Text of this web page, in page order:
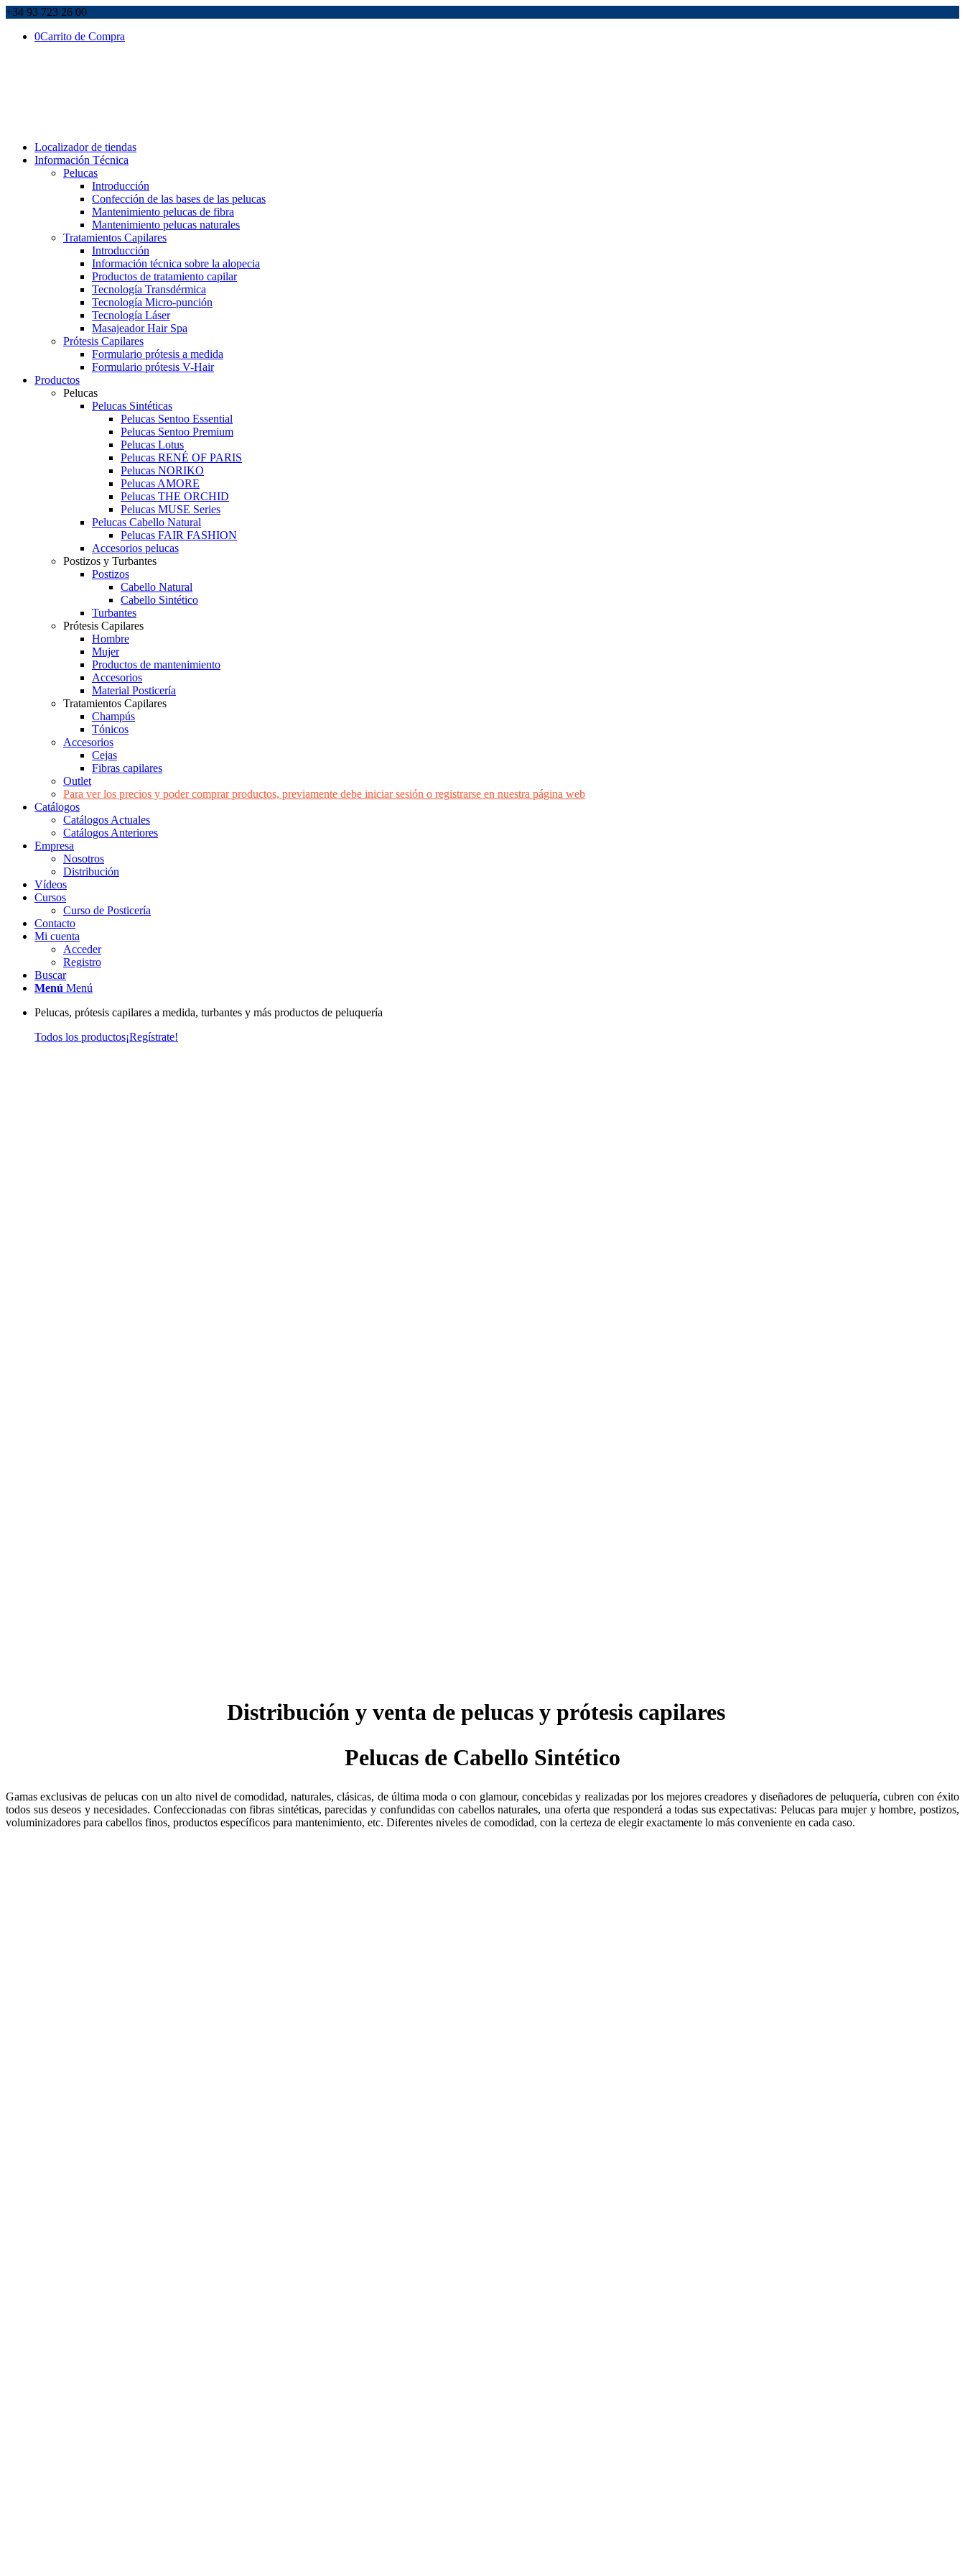
+34 93 723 26 00
0Carrito de Compra
Localizador de tiendas
Información Técnica
Pelucas
Introducción
Confección de las bases de las pelucas
Mantenimiento pelucas de fibra
Mantenimiento pelucas naturales
Tratamientos Capilares
Introducción
Información técnica sobre la alopecia
Productos de tratamiento capilar
Tecnología Transdérmica
Tecnología Micro-punción
Tecnología Láser
Masajeador Hair Spa
Prótesis Capilares
Formulario prótesis a medida
Formulario prótesis V-Hair
Productos
Pelucas
Pelucas Sintéticas
Pelucas Sentoo Essential
Pelucas Sentoo Premium
Pelucas Lotus
Pelucas RENÉ OF PARIS
Pelucas NORIKO
Pelucas AMORE
Pelucas THE ORCHID
Pelucas MUSE Series
Pelucas Cabello Natural
Pelucas FAIR FASHION
Accesorios pelucas
Postizos y Turbantes
Postizos
Cabello Natural
Cabello Sintético
Turbantes
Prótesis Capilares
Hombre
Mujer
Productos de mantenimiento
Accesorios
Material Posticería
Tratamientos Capilares
Champús
Tónicos
Accesorios
Cejas
Fibras capilares
Outlet
Para ver los precios y poder comprar productos, previamente debe iniciar sesión o registrarse en nuestra página web
Catálogos
Catálogos Actuales
Catálogos Anteriores
Empresa
Nosotros
Distribución
Vídeos
Cursos
Curso de Posticería
Contacto
Mi cuenta
Acceder
Registro
Buscar
Menú Menú
Pelucas, prótesis capilares a medida, turbantes y más productos de peluquería
Todos los productos¡Regístrate!
Distribución y venta de pelucas y prótesis capilares
Pelucas de Cabello Sintético
Gamas exclusivas de pelucas con un alto nivel de comodidad, naturales, clásicas, de última moda o con glamour, concebidas y realizadas por los mejores creadores y diseñadores de peluquería, cubren con éxito
todos sus deseos y necesidades. Confeccionadas con fibras sintéticas, parecidas y confundidas con cabellos naturales, una oferta que responderá a todas sus expectativas: Pelucas para mujer y hombre, postizos,
voluminizadores para cabellos finos, productos específicos para mantenimiento, etc. Diferentes niveles de comodidad, con la certeza de elegir exactamente lo más conveniente en cada caso.